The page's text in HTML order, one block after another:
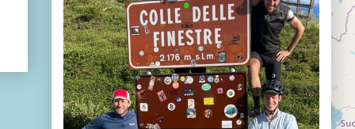
Soeperlange tocht
Afleveringen
Bounding Boxes